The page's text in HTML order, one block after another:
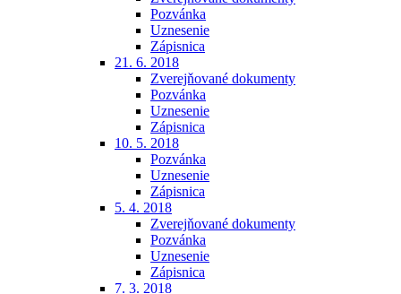
Pozvánka
Uznesenie
Zápisnica
21. 6. 2018
Zverejňované dokumenty
Pozvánka
Uznesenie
Zápisnica
10. 5. 2018
Pozvánka
Uznesenie
Zápisnica
5. 4. 2018
Zverejňované dokumenty
Pozvánka
Uznesenie
Zápisnica
7. 3. 2018